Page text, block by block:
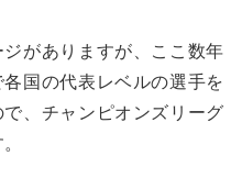
がありますが、ここ数年
国の代表レベルの選手を
、チャンピオンズリーグ